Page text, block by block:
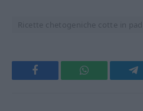
Ricette chetogeniche cotte in
Facebook WhatsApp